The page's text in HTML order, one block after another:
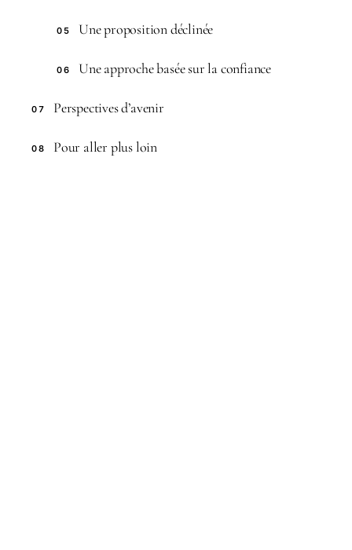
05 Une proposition déclinée
06 Une approche basée sur la confiance
07 Perspectives d’avenir
08 Pour aller plus loin